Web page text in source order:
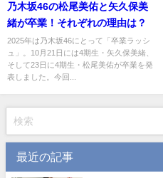
乃木坂46の松尾美佑と矢久保美
緒が卒業！それぞれの理由は？
2025年は乃木坂46にとって「卒業ラッシ
ュ」。10月21日には4期生・矢久保美緒、
そして23日に4期生・松尾美佑が卒業を発
表しました。今回...
最近の記事